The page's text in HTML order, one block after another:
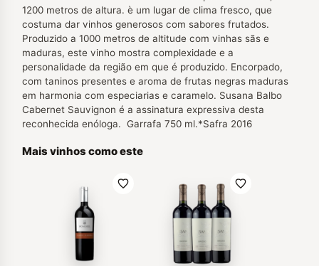
1200 metros de altura. è um lugar de clima fresco, que
costuma dar vinhos generosos com sabores frutados.
Produzido a 1000 metros de altitude com vinhas sãs e
maduras, este vinho mostra complexidade e a
personalidade da região em que é produzido. Encorpado,
com taninos presentes e aroma de frutas negras maduras
em harmonia com especiarias e caramelo. Susana Balbo
Cabernet Sauvignon é a assinatura expressiva desta
reconhecida enóloga. Garrafa 750 ml.*Safra 2016
Mais vinhos como este